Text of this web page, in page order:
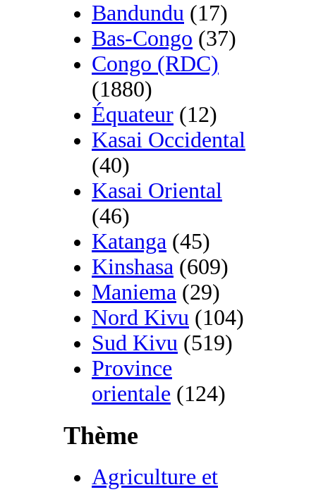
Bandundu (17)
Bas-Congo (37)
Congo (RDC)
(1880)
Équateur (12)
Kasai Occidental
(40)
Kasai Oriental
(46)
Katanga (45)
Kinshasa (609)
Maniema (29)
Nord Kivu (104)
Sud Kivu (519)
Province
orientale (124)
Thème
Agriculture et